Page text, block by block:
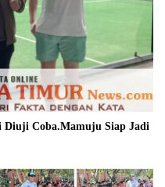
Diuji Coba.Mamuju Siap Jadi